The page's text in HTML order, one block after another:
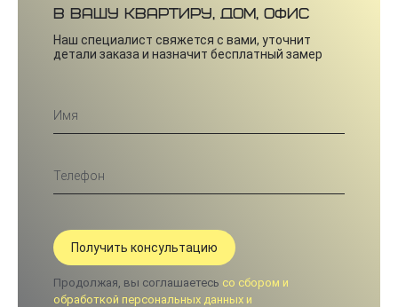
в вашу квартиру, дом, офис
Наш специалист свяжется с вами, уточнит
детали заказа и назначит бесплатный замер
Продолжая, вы соглашаетесь со сбором и
обработкой персональных данных и